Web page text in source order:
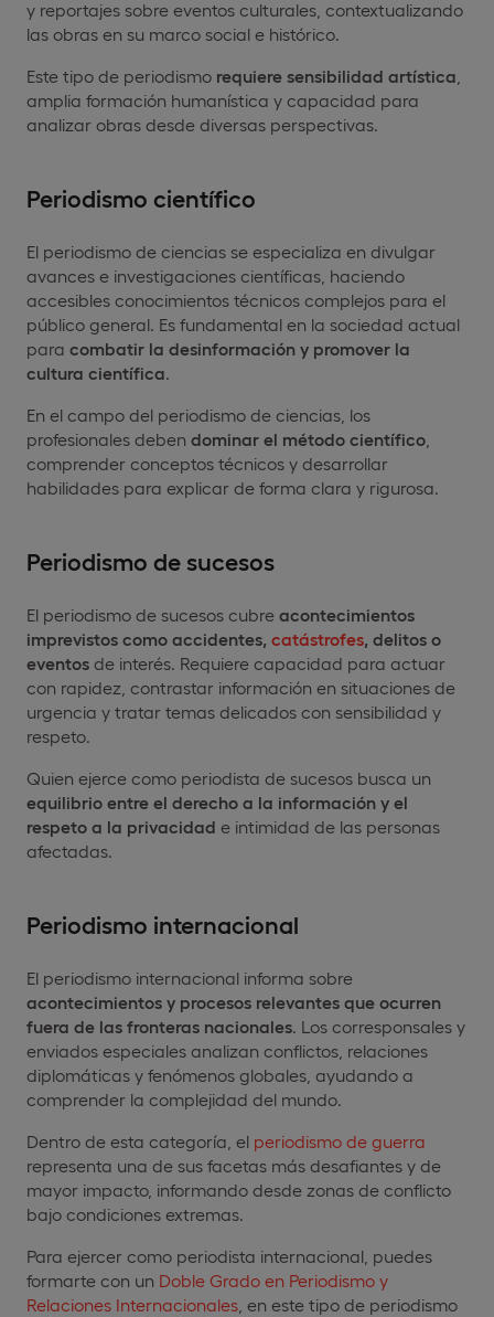
y reportajes sobre eventos culturales, contextualizando
las obras en su marco social e histórico.
Este tipo de periodismo requiere sensibilidad artística
amplia formación humanística y capacidad para
analizar obras desde diversas perspectivas.
Periodismo científico
El periodismo de ciencias se especializa en divulgar
avances e investigaciones científicas, haciendo
accesibles conocimientos técnicos complejos para el
público general. Es fundamental en la sociedad actual
para combatir la desinformación y promover la
cultura científica.
En el campo del periodismo de ciencias, los
profesionales deben dominar el método científico
comprender conceptos técnicos y desarrollar
habilidades para explicar de forma clara y rigurosa.
Periodismo de sucesos
El periodismo de sucesos cubre acontecimientos
imprevistos como accidentes, catástrofes, delitos o
eventos de interés. Requiere capacidad para actuar
con rapidez, contrastar información en situaciones de
urgencia y tratar temas delicados con sensibilidad y
respeto.
Quien ejerce como periodista de sucesos busca un
equilibrio entre el derecho a la información y el
respeto a la privacidad e intimidad de las personas
afectadas.
Periodismo internacional
El periodismo internacional informa sobre
acontecimientos y procesos relevantes que ocurren
fuera de las fronteras nacionales. Los corresponsales y
enviados especiales analizan conflictos, relaciones
diplomáticas y fenómenos globales, ayudando a
comprender la complejidad del mundo.
Dentro de esta categoría, el periodismo de guerra
representa una de sus facetas más desafiantes y de
mayor impacto, informando desde zonas de conflicto
bajo condiciones extremas.
Para ejercer como periodista internacional, puedes
formarte con un Doble Grado en Periodismo y
Relaciones Internacionales , en este tipo de periodismo